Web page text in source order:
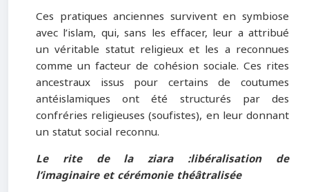
Ces pratiques anciennes survivent en symbiose
avec l’islam, qui, sans les effacer, leur a attribué
un véritable statut religieux et les a reconnues
comme un facteur de cohésion sociale. Ces rites
ancestraux issus pour certains de coutumes
antéislamiques ont été structurés par des
confréries religieuses (soufistes), en leur donnant
un statut social reconnu.
Le rite de la ziara :libéralisation de
l’imaginaire et cérémonie théâtralisée